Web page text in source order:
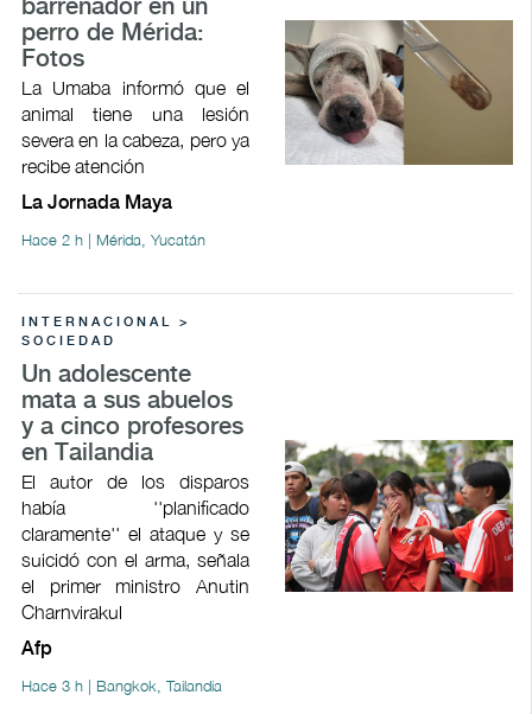
barrenador en un
perro de Mérida:
Fotos
La Umaba informó que el
animal tiene una lesión
severa en la cabeza, pero ya
recibe atención
La Jornada Maya
Hace 2 h | Mérida, Yucatán
INTERNACIONAL >
SOCIEDAD
Un adolescente
mata a sus abuelos
y a cinco profesores
en Tailandia
El autor de los disparos
había ''planificado
claramente'' el ataque y se
suicidó con el arma, señala
el primer ministro Anutin
Charnvirakul
Afp
Hace 3 h | Bangkok, Tailandia